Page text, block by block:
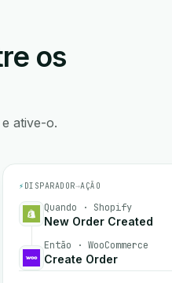
os
ative-o.
⚡ DISPARADOR→AÇÃO
Quando · Shopify
New Order Created
Então · WooCommerce
Create Order